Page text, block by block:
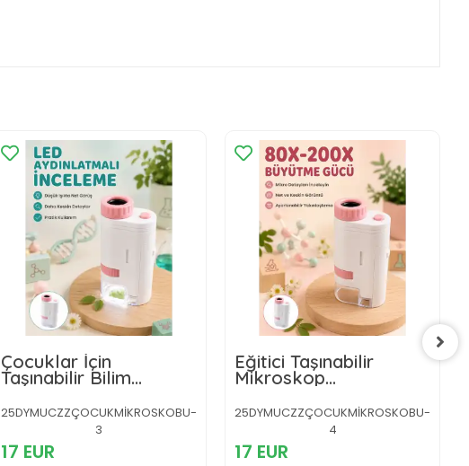
Çocuklar İçin
Taşınabilir Bilim
Mikroskobu 80X-200X
Büyütme ve LED
Aydınlatma
25DYMUCZZÇOCUKMİKROSKOBU-
3
17 EUR
Eğitici Taşınabilir
Mikroskop
Ayarlanabilir Focus,
LED Işık ve 80X-200X
Yakınlaştırma
25DYMUCZZÇOCUKMİKROSKOBU-
4
17 EUR